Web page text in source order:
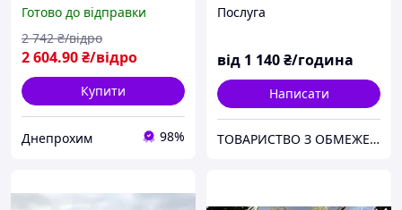
підлоги Granito Floor
(сіра) 20 кг
Готово до відправки
2 604.90₴/відро
2 742 ₴/відро
Купити
Днепрохим 98%
Послуга
від 1 140₴/година
Написати
ТОВАРИСТВО З ОБМЕЖЕНОЮ ВІДПОВІДАЛЬНІСТЮ "ТРУБІЖВОДЕКСПЛУАТАЦІЯ"